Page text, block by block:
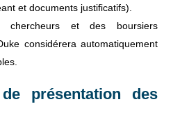
et documents justificatifs).
chercheurs et des boursiers
considérera automatiquement
présentation des